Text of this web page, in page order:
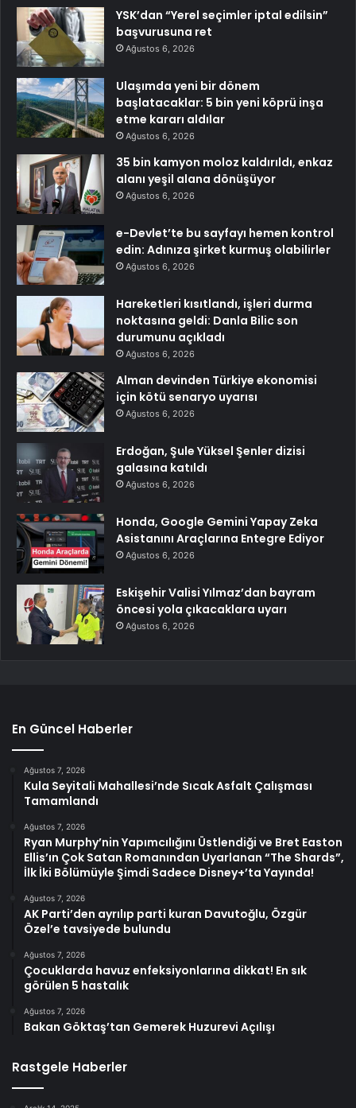
YSK’dan “Yerel seçimler iptal edilsin”
başvurusuna ret
Ağustos 6, 2026
Ulaşımda yeni bir dönem
başlatacaklar: 5 bin yeni köprü inşa
etme kararı aldılar
Ağustos 6, 2026
35 bin kamyon moloz kaldırıldı, enkaz
alanı yeşil alana dönüşüyor
Ağustos 6, 2026
e-Devlet’te bu sayfayı hemen kontrol
edin: Adınıza şirket kurmuş olabilirler
Ağustos 6, 2026
Hareketleri kısıtlandı, işleri durma
noktasına geldi: Danla Bilic son
durumunu açıkladı
Ağustos 6, 2026
Alman devinden Türkiye ekonomisi
için kötü senaryo uyarısı
Ağustos 6, 2026
Erdoğan, Şule Yüksel Şenler dizisi
galasına katıldı
Ağustos 6, 2026
Honda, Google Gemini Yapay Zeka
Asistanını Araçlarına Entegre Ediyor
Ağustos 6, 2026
Eskişehir Valisi Yılmaz’dan bayram
öncesi yola çıkacaklara uyarı
Ağustos 6, 2026
En Güncel Haberler
Ağustos 7, 2026
Kula Seyitali Mahallesi’nde Sıcak Asfalt Çalışması
Tamamlandı
Ağustos 7, 2026
Ryan Murphy’nin Yapımcılığını Üstlendiği ve Bret Easton
Ellis’ın Çok Satan Romanından Uyarlanan “The Shards”,
İlk İki Bölümüyle Şimdi Sadece Disney+’ta Yayında!
Ağustos 7, 2026
AK Parti’den ayrılıp parti kuran Davutoğlu, Özgür
Özel’e tavsiyede bulundu
Ağustos 7, 2026
Çocuklarda havuz enfeksiyonlarına dikkat! En sık
görülen 5 hastalık
Ağustos 7, 2026
Bakan Göktaş’tan Gemerek Huzurevi Açılışı
Rastgele Haberler